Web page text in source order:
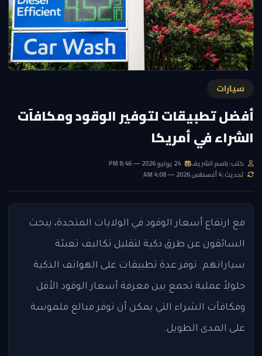
سيارات
أفضل تطبيقات لتوفير الوقود ومكافآت
الشراء في أمريكا
كتب: باسم الشريف
تحديث: 4 أغسطس 2026 — 4:08 AM
مع ارتفاع أسعار الوقود في الولايات المتحدة، يبحث
السائقون عن طرق ذكية لتقليل تكاليف تعبئة
سياراتهم. توفر عدة تطبيقات على الهواتف الذكية
حلولاً عملية تجمع بين معرفة أسعار الوقود الأقل
ومكافآت الشراء التي يمكن أن توفر مبالغ ملموسة
على المدى الطويل.